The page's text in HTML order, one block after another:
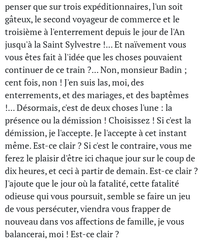
penser que sur trois expéditionnaires, l'un soit
gâteux, le second voyageur de commerce et le
troisième à l'enterrement depuis le jour de l'An
jusqu'à la Saint Sylvestre !... Et naïvement vous
vous êtes fait à l'idée que les choses pouvaient
continuer de ce train ?... Non, monsieur Badin ;
cent fois, non ! J'en suis las, moi, des
enterrements, et des mariages, et des baptêmes
!... Désormais, c'est de deux choses l'une : la
présence ou la démission ! Choisissez ! Si c'est la
démission, je l'accepte. Je l'accepte à cet instant
même. Est-ce clair ? Si c'est le contraire, vous me
ferez le plaisir d'être ici chaque jour sur le coup de
dix heures, et ceci à partir de demain. Est-ce clair ?
J'ajoute que le jour où la fatalité, cette fatalité
odieuse qui vous poursuit, semble se faire un jeu
de vous persécuter, viendra vous frapper de
nouveau dans vos affections de famille, je vous
balancerai, moi ! Est-ce clair ?